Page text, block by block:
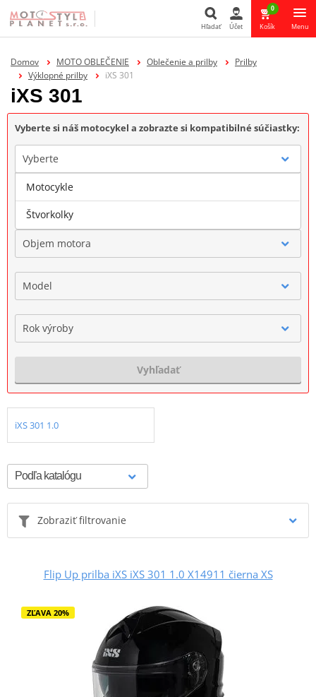
Hľadať Účet
0
Košík Menu
Domov MOTO OBLEČENIE Oblečenie a prilby
Prilby
Výklopné prilby
iXS 301
iXS 301
Vyberte si náš motocykel a zobrazte si kompatibilné súčiastky:
Vyberte
Značka
Objem motora
Model
Rok výroby
Vyhľadať
iXS 301 1.0
Zobraziť filtrovanie
Flip Up prilba iXS iXS 301 1.0 X14911 čierna XS
ZĽAVA 20%
Motocykle
Štvorkolky